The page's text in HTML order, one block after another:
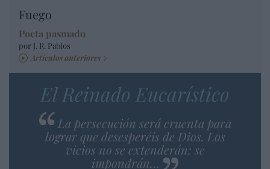
Fuego
Poeta pasmado
por J. R. Pablos
Artículos anteriores
El Reinado Eucarístico
La persecución será cruenta para
lograr que desesperéis de Dios. Los
vicios no se extenderán: se
impondrán…